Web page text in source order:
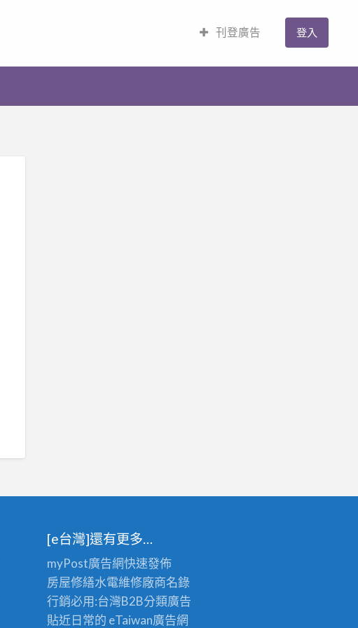
刊登廣告 登入
[e台灣]還有更多…
myPost廣告網快速發佈
房屋修繕水電維修廠商名錄
行銷必用:台灣B2B分類廣告
貼近日常的 eTaiwan廣告網